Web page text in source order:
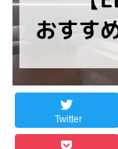
Twitter